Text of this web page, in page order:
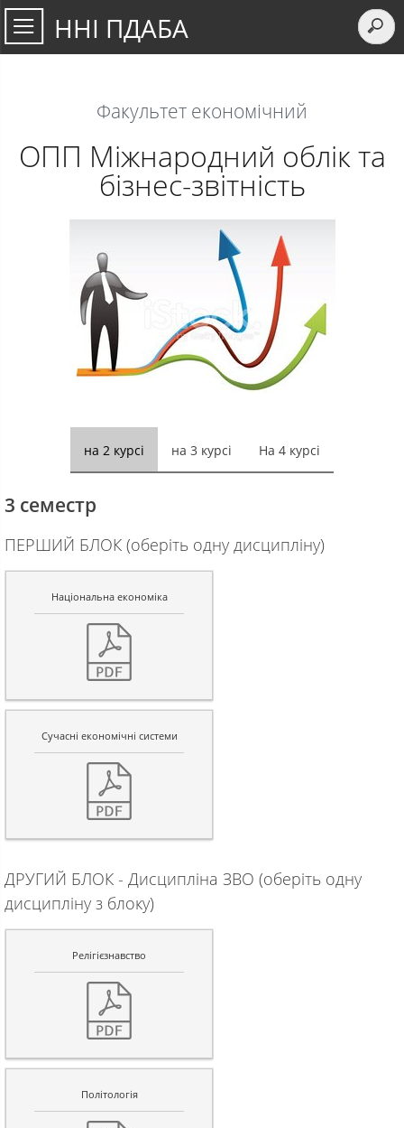
ННІ ПДАБА
Факультет економічний
ОПП Міжнародний облік та
бізнес-звітність
на 2 курсі на 3 курсі На 4 курсі
3 семестр
ПЕРШИЙ БЛОК (оберіть одну дисципліну)
Національна економіка
Сучасні економічні системи
ДРУГИЙ БЛОК - Дисципліна ЗВО (оберіть одну
дисципліну з блоку)
Релігієзнавство
Політологія